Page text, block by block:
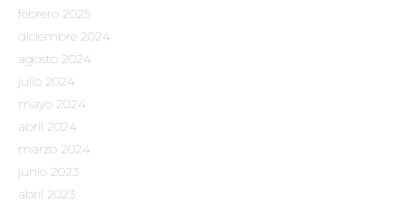
febrero 2025
diciembre 2024
agosto 2024
julio 2024
mayo 2024
abril 2024
marzo 2024
junio 2023
abril 2023